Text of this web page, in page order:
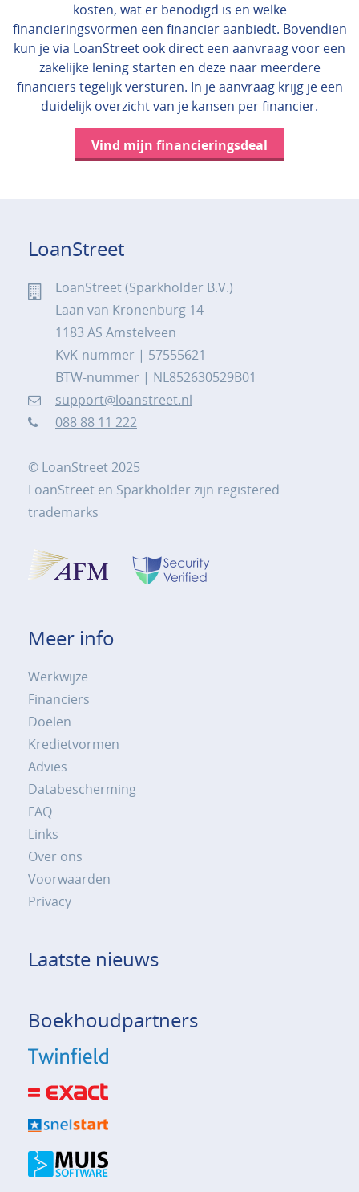
kosten, wat er benodigd is en welke
financieringsvormen een financier aanbiedt. Bovendien
kun je via LoanStreet ook direct een aanvraag voor een
zakelijke lening starten en deze naar meerdere
financiers tegelijk versturen. In je aanvraag krijg je een
duidelijk overzicht van je kansen per financier.
Vind mijn financieringsdeal
LoanStreet
LoanStreet (Sparkholder B.V.)
Laan van Kronenburg 14
1183 AS Amstelveen
KvK-nummer | 57555621
BTW-nummer | NL852630529B01
support@loanstreet.nl
088 88 11 222
© LoanStreet 2025
LoanStreet en Sparkholder zijn registered
trademarks
Meer info
Werkwijze
Financiers
Doelen
Kredietvormen
Advies
Databescherming
FAQ
Links
Over ons
Voorwaarden
Privacy
Laatste nieuws
Boekhoudpartners